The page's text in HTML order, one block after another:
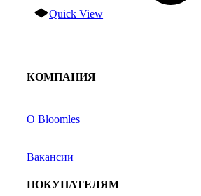
Quick View
КОМПАНИЯ
О Bloomles
Вакансии
ПОКУПАТЕЛЯМ